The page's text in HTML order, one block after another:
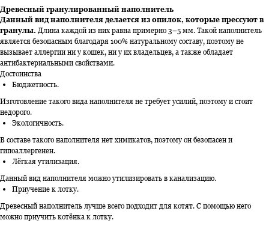
Древесный гранулированный наполнитель
Данный вид наполнителя делается из опилок, которые прессуют в
гранулы. Длина каждой из них равна примерно 3–5 мм. Такой наполнитель
является безопасным благодаря 100% натуральному составу, поэтому не
вызывает аллергии ни у кошек, ни у их владельцев, а также обладает
антибактериальными свойствами.
Достоинства
Бюджетность.
Изготовление такого вида наполнителя не требует усилий, поэтому и стоит
недорого.
Экологичность.
В составе такого наполнителя нет химикатов, поэтому он безопасен и
гипоаллергенен.
Лёгкая утилизация.
Данный вид наполнителя можно утилизировать в канализацию.
Приучение к лотку.
Древесный наполнитель лучше всего подходит для котят. С помощью него
можно приучить котёнка к лотку.